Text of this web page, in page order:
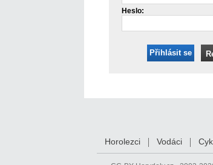
Heslo:
Přihlásit se
Horolezci Vodáci